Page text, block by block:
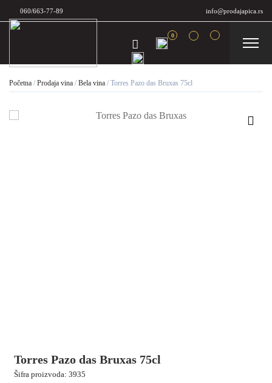
060/663-77-89 info@prodajapica.rs
0
Početna / Prodaja vina / Bela vina / Torres Pazo das Bruxas 75cl
Torres Pazo das Bruxas 75cl
Šifra proizvoda: 3935